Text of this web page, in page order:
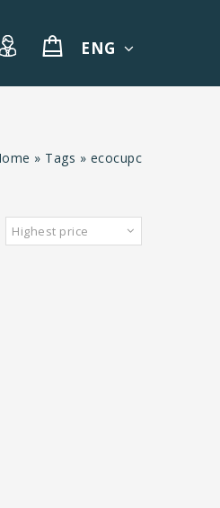
ENG
» Tags » ecocupc
Highest price